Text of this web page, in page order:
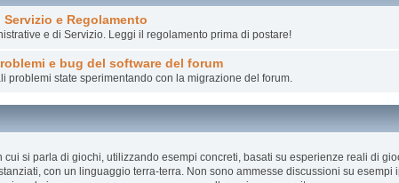
e Regolamento
e di Servizio. Leggi il regolamento prima di postare!
e bug del software del forum
problemi state sperimentando con la migrazione del forum.
cui si parla di giochi, utilizzando esempi concreti, basati su esperienze reali di
con un linguaggio terra-terra. Non sono ammesse discussioni su esempi